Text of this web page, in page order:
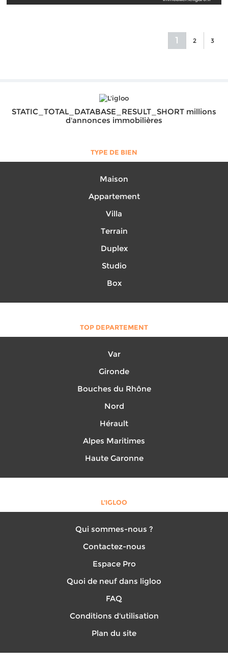
1 2 3
STATIC_TOTAL_DATABASE_RESULT_SHORT millions
d'annonces immobilières
TYPE DE BIEN
Maison
Appartement
Villa
Terrain
Duplex
Studio
Box
TOP DEPARTEMENT
Var
Gironde
Bouches du Rhône
Nord
Hérault
Alpes Maritimes
Haute Garonne
L'IGLOO
Qui sommes-nous ?
Contactez-nous
Espace Pro
Quoi de neuf dans ligloo
FAQ
Conditions d'utilisation
Plan du site